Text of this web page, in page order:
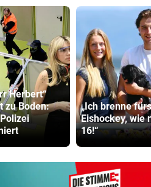
Herbert“
zu Boden:
„Ich brenne fürs
Eishockey, wie
16!“